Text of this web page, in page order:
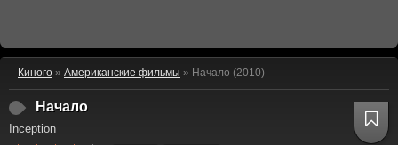
Киного » Американские фильмы » Начало (2010)
Начало
Inception